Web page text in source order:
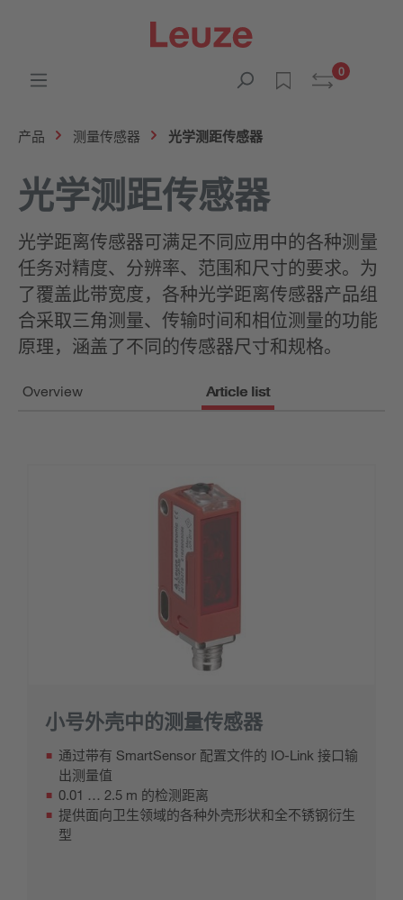
0
产品 测量传感器 光学测距传感器
光学测距传感器
光学距离传感器可满足不同应用中的各种测量
任务对精度、分辨率、范围和尺寸的要求。为
了覆盖此带宽度，各种光学距离传感器产品组
合采取三角测量、传输时间和相位测量的功能
原理，涵盖了不同的传感器尺寸和规格。
Overview Article list
小号外壳中的测量传感器
通过带有 SmartSensor 配置文件的 IO-Link 接口输
出测量值
0.01 … 2.5 m 的检测距离
提供面向卫生领域的各种外壳形状和全不锈钢衍生
型